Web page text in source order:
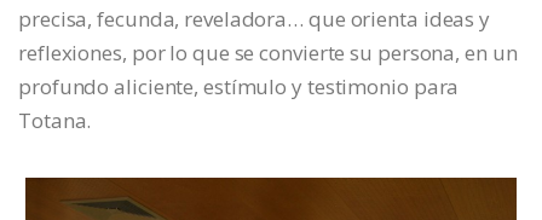
precisa, fecunda, reveladora… que orienta ideas y
reflexiones, por lo que se convierte su persona, en un
profundo aliciente, estímulo y testimonio para
Totana.